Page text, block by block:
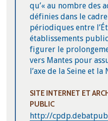
qu’« au nombre des
définies dans le
périodiques entre
établissements
figurer le
vers Mantes pour
l’axe de la Seine et la
SITE INTERNET ET
PUBLIC
http://